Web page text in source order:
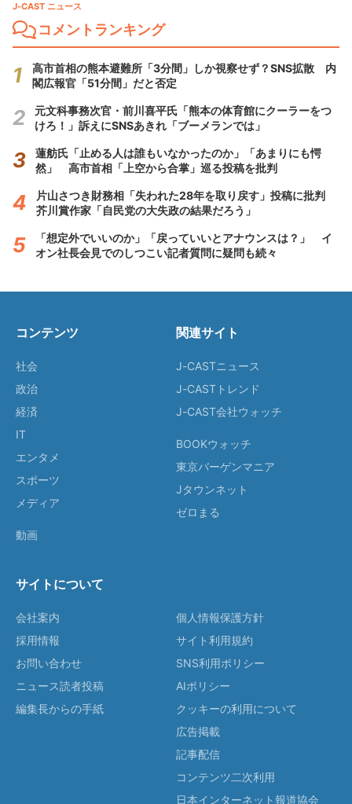
J-CAST ニュース
コメントランキング
高市首相の熊本避難所「3分間」しか視察せず？SNS拡散 内
閣広報官「51分間」だと否定
元文科事務次官・前川喜平氏「熊本の体育館にクーラーをつ
けろ！」訴えにSNSあきれ「ブーメランでは」
蓮舫氏「止める人は誰もいなかったのか」「あまりにも愕
然」 高市首相「上空から合掌」巡る投稿を批判
片山さつき財務相「失われた28年を取り戻す」投稿に批判
芥川賞作家「自民党の大失政の結果だろう」
「想定外でいいのか」「戻っていいとアナウンスは？」 イ
オン社長会見でのしつこい記者質問に疑問も続々
コンテンツ
社会
政治
経済
IT
エンタメ
スポーツ
メディア
動画
関連サイト
J-CASTニュース
J-CASTトレンド
J-CAST会社ウォッチ
BOOKウォッチ
東京バーゲンマニア
Jタウンネット
ゼロまる
サイトについて
会社案内
採用情報
お問い合わせ
ニュース読者投稿
編集長からの手紙
個人情報保護方針
サイト利用規約
SNS利用ポリシー
AIポリシー
クッキーの利用について
広告掲載
記事配信
コンテンツ二次利用
日本インターネット報道協会